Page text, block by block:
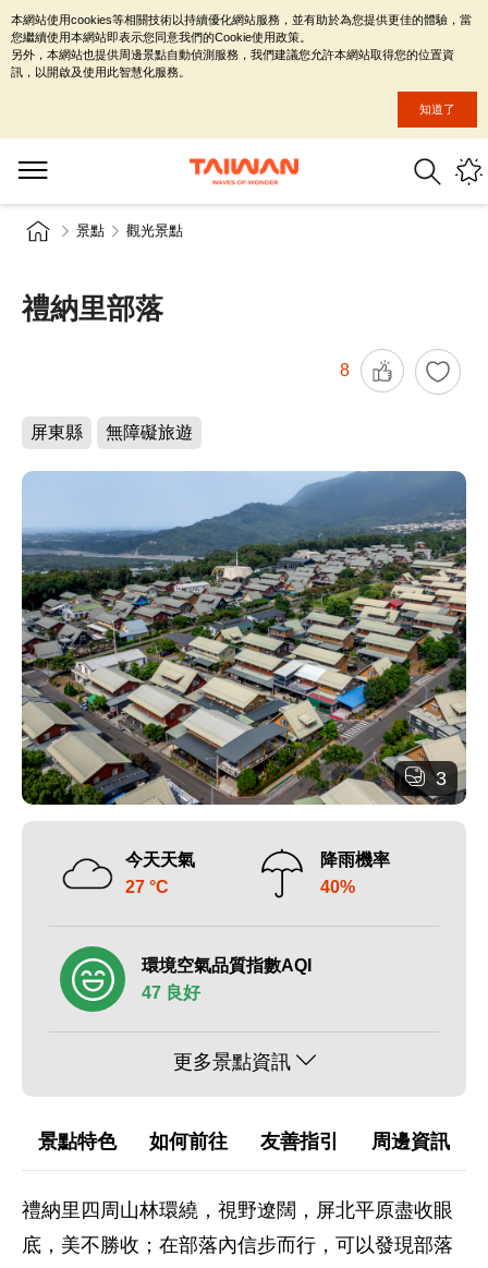
景點 觀光景點
禮納里部落
8
屏東縣 無障礙旅遊
3
今天天氣
27 °C
降雨機率
40%
環境空氣品質指數AQI
47 良好
更多景點資訊
景點特色 如何前往 友善指引 周邊資訊
禮納里四周山林環繞，視野遼闊，屏北平原盡收眼
底，美不勝收；在部落內信步而行，可以發現部落
本網站使用cookies等相關技術以持續優化網站服務，並有助於為您提供更佳的體驗，當
您繼續使用本網站即表示您同意我們的Cookie使用政策。
另外，本網站也提供周邊景點自動偵測服務，我們建議您允許本網站取得您的位置資
訊，以開啟及使用此智慧化服務。
知道了